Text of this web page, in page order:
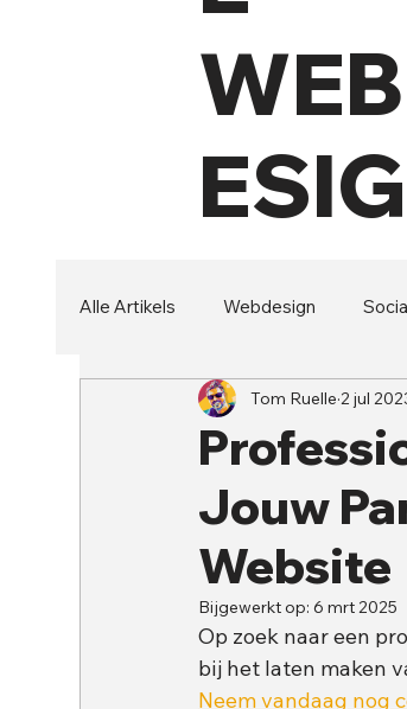
Alle Artikels Webdesign
Branding
Jouw
Website
Tom Ruelle 2 jul
Bijgewerkt op:6 mrt 2025
Op zoek naar een
bij het laten maken
Neem vandaag nog